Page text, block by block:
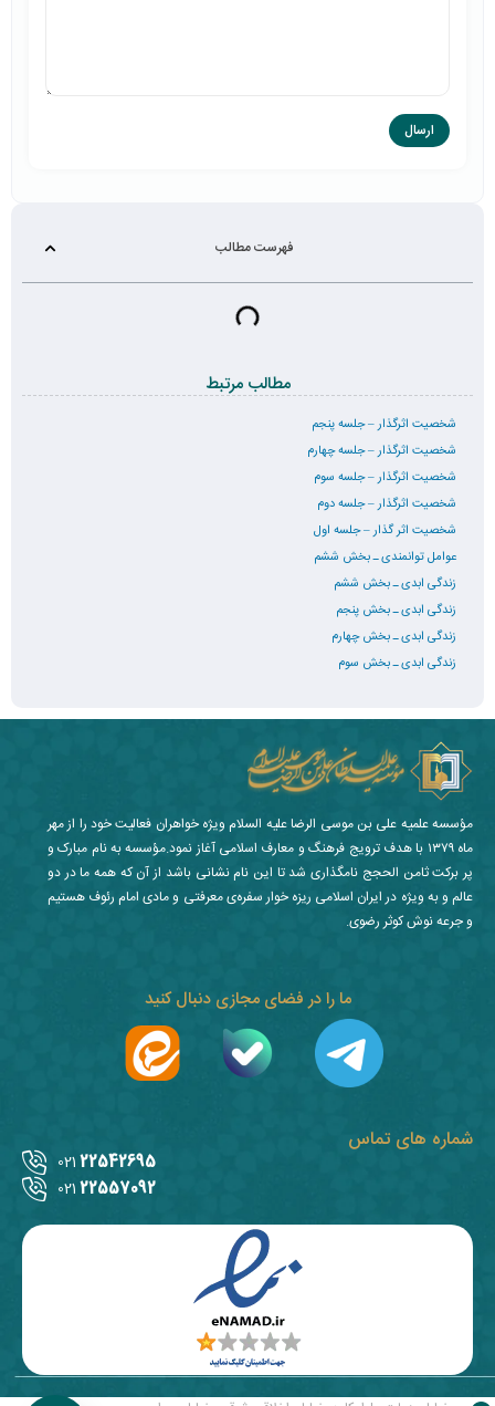
فهرست مطالب
مطالب مرتبط
شخصیت اثرگذار – جلسه پنجم
شخصیت اثرگذار – جلسه چهارم
شخصیت اثرگذار – جلسه سوم
شخصیت اثرگذار – جلسه دوم
شخصیت اثر گذار – جلسه اول
عوامل توانمندی ـ بخش ششم
زندگی ابدی ـ بخش ششم
زندگی ابدی ـ بخش پنجم
زندگی ابدی ـ بخش چهارم
زندگی ابدی ـ بخش سوم
شماره های تماس
22542695
021
22557092
021
ما را در فضای مجازی دنبال کنید
مؤسسه علمیه علی بن موسی الرضا علیه السلام ویژه خواهران فعالیت خود را از مهر
ماه ۱۳۷۹ با هدف ترویج فرهنگ و معارف اسلامی آغاز نمود.مؤسسه به نام مبارک و
پر برکت ثامن الحجج نامگذاری شد تا این نام نشانی باشد از آن که همه ما در دو
عالم و به ویژه در ایران اسلامی ریزه خوار سفره‌ی معرفتی و مادی امام رئوف هستیم
و جرعه نوش کوثر رضوی.